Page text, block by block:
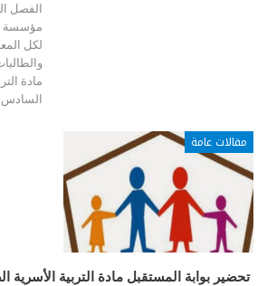
الفصل
مؤسسة
لكل
مادة
السادس
مقالات عامة
تحضير بوابة المستقبل مادة التربية